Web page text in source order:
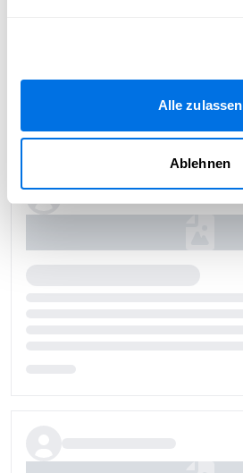
Alle zulassen
Ablehnen